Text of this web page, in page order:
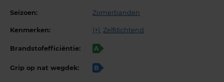
Seizoen: Zomerbanden
Kenmerken: (+), Zelfdichtend
Brandstofefficiëntie: A
Grip op nat wegdek: B